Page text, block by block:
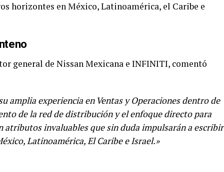
horizontes en México, Latinoamérica, el Caribe e
general de Nissan Mexicana e INFINITI, comentó
amplia experiencia en Ventas y Operaciones dentro de
de la red de distribución y el enfoque directo para
atributos invaluables que sin duda impulsarán a escribir
Latinoamérica, El Caribe e Israel.»